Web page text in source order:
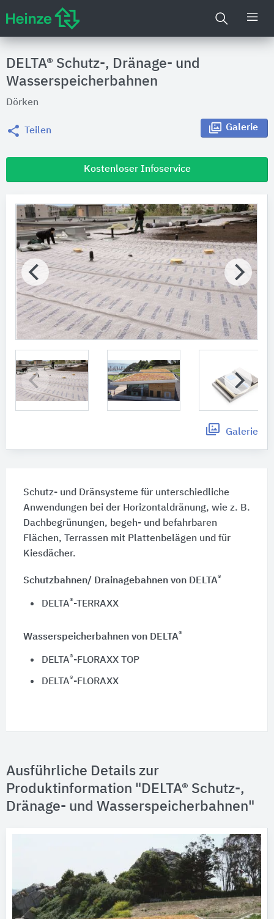
DELTA® Schutz-, Dränage- und
Wasserspeicherbahnen
Dörken
Teilen Galerie
Kostenloser Infoservice
Galerie
Schutz- und Dränsysteme für unterschiedliche
Anwendungen bei der Horizontaldränung, wie z. B.
Dachbegrünungen, begeh- und befahrbaren
Flächen, Terrassen mit Plattenbelägen und für
Kiesdächer.
Schutzbahnen/ Drainagebahnen von DELTA®
DELTA®-TERRAXX
Wasserspeicherbahnen von DELTA®
DELTA®-FLORAXX TOP
DELTA®-FLORAXX
Ausführliche Details zur
Produktinformation "DELTA® Schutz-,
Dränage- und Wasserspeicherbahnen"